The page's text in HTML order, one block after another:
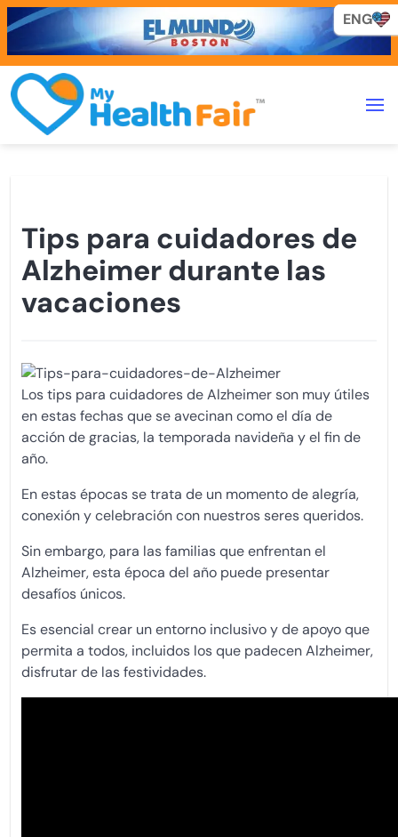
Tips para cuidadores de
Alzheimer durante las
vacaciones
Los tips para cuidadores de Alzheimer son muy útiles
en estas fechas que se avecinan como el día de
acción de gracias, la temporada navideña y el fin de
año.
En estas épocas se trata de un momento de alegría,
conexión y celebración con nuestros seres queridos.
Sin embargo, para las familias que enfrentan el
Alzheimer, esta época del año puede presentar
desafíos únicos.
Es esencial crear un entorno inclusivo y de apoyo que
permita a todos, incluidos los que padecen Alzheimer,
disfrutar de las festividades.
ENG
ENG